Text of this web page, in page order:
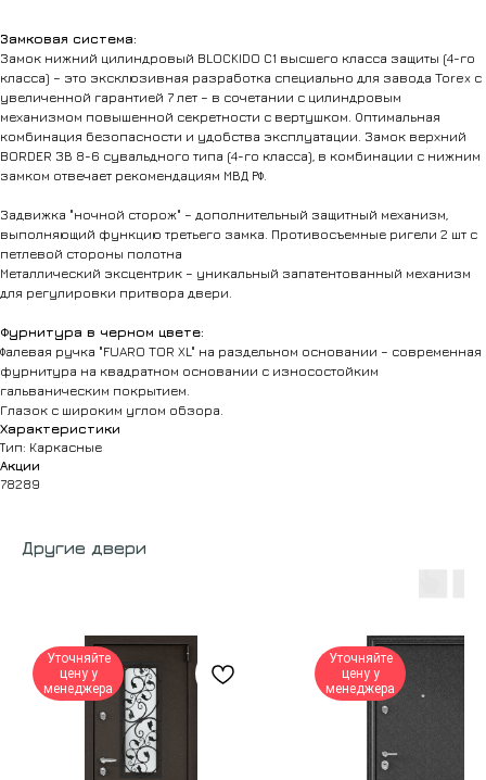
Замковая система:
Замок нижний цилиндровый BLOCKIDO C1 высшего класса защиты (4-го
класса) – это эксклюзивная разработка специально для завода Torex с
увеличенной гарантией 7 лет – в сочетании с цилиндровым
механизмом повышенной секретности с вертушком. Оптимальная
комбинация безопасности и удобства эксплуатации. Замок верхний
BORDER ЗВ 8-6 сувальдного типа (4-го класса), в комбинации с нижним
замком отвечает рекомендациям МВД РФ.
Задвижка "ночной сторож" – дополнительный защитный механизм,
выполняющий функцию третьего замка. Противосъемные ригели 2 шт с
петлевой стороны полотна
Металлический эксцентрик – уникальный запатентованный механизм
для регулировки притвора двери.
Фурнитура в черном цвете:
Фалевая ручка "FUARO TOR XL" на раздельном основании – современная
фурнитура на квадратном основании с износостойким
гальваническим покрытием.
Глазок с широким углом обзора.
Характеристики
Тип: Каркасные
Акции
78289
Другие двери
Уточняйте
цену у
менеджера
Уточняйте
цену у
менеджера